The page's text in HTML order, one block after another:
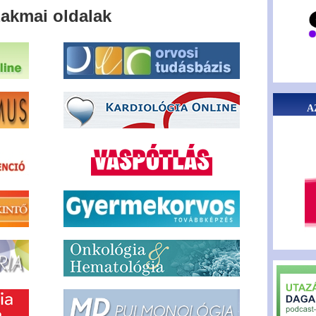
oldalak